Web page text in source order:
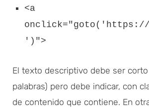
<a
onclick="goto('https://
')">
El texto descriptivo debe ser
palabras) pero debe indicar, con
de contenido que contiene. En